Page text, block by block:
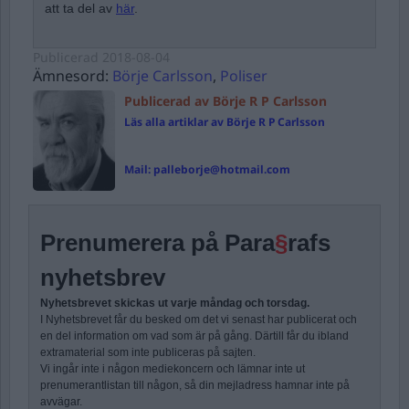
att ta del av här.
Ämnesord: Börje Carlsson, Poliser
Publicerad av Börje R P Carlsson
Läs alla artiklar av Börje R P Carlsson
Mail: palleborje@hotmail.com
Prenumerera på Para§rafs
nyhetsbrev
Nyhetsbrevet skickas ut varje måndag och torsdag.
I Nyhetsbrevet får du besked om det vi senast har publicerat och
en del information om vad som är på gång. Därtill får du ibland
extramaterial som inte publiceras på sajten.
Vi ingår inte i någon mediekoncern och lämnar inte ut
prenumerantlistan till någon, så din mejladress hamnar inte på
avvägar.